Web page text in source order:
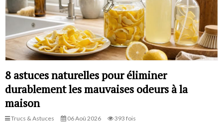
8 astuces naturelles pour éliminer
durablement les mauvaises odeurs à la
maison
Trucs & Astuces 06 Aoû 2026 393 fois